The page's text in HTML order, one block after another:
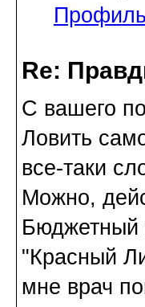
Профиль
Re:
С вашего
Ловить
все-таки
Можно,
Бюджетный
"Красный
мне врач